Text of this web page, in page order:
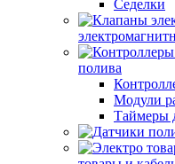
Седелки
полива
Модули
Таймеры